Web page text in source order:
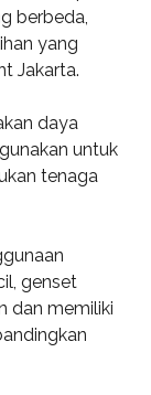
berbeda,
yang
Jakarta.
daya
untuk
tenaga
genset
dan memiliki